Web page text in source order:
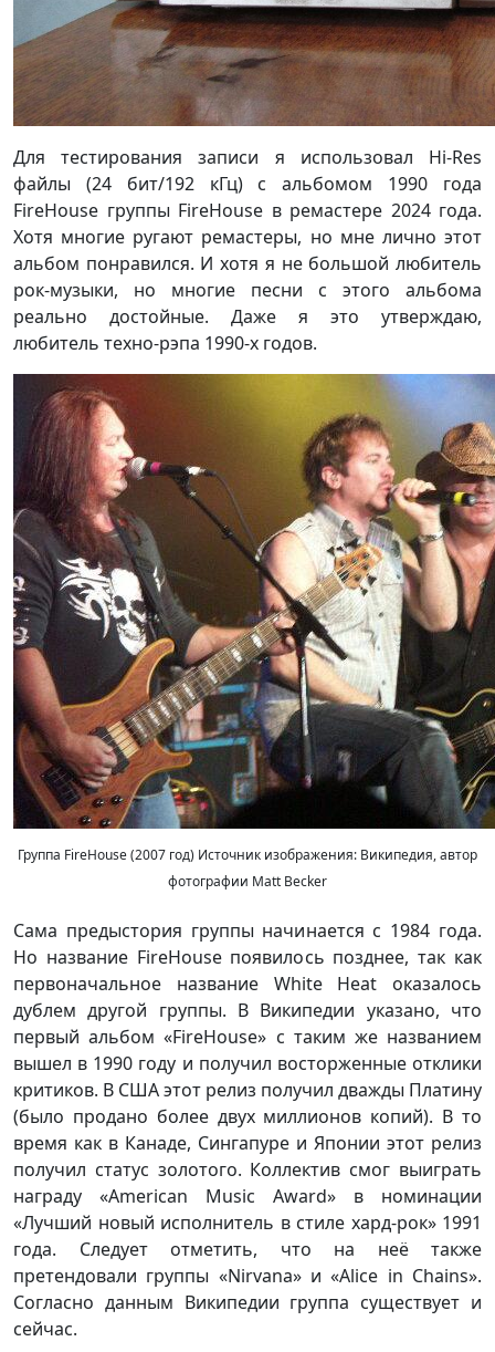
Для тестирования записи я использовал Hi-Res
файлы (24 бит/192 кГц) с альбомом 1990 года
FireHouse группы FireHouse в ремастере 2024 года.
Хотя многие ругают ремастеры, но мне лично этот
альбом понравился. И хотя я не большой любитель
рок-музыки, но многие песни с этого альбома
реально достойные. Даже я это утверждаю,
любитель техно-рэпа 1990-х годов.
Группа FireHouse (2007 год) Источник изображения: Википедия, автор
фотографии Matt Becker
Сама предыстория группы начинается с 1984 года.
Но название FireHouse появилось позднее, так как
первоначальное название White Heat оказалось
дублем другой группы. В Википедии указано, что
первый альбом «FireHouse» с таким же названием
вышел в 1990 году и получил восторженные отклики
критиков. В США этот релиз получил дважды Платину
(было продано более двух миллионов копий). В то
время как в Канаде, Сингапуре и Японии этот релиз
получил статус золотого. Коллектив смог выиграть
награду «American Music Award» в номинации
«Лучший новый исполнитель в стиле хард-рок» 1991
года. Следует отметить, что на неё также
претендовали группы «Nirvana» и «Alice in Chains».
Согласно данным Википедии группа существует и
сейчас.